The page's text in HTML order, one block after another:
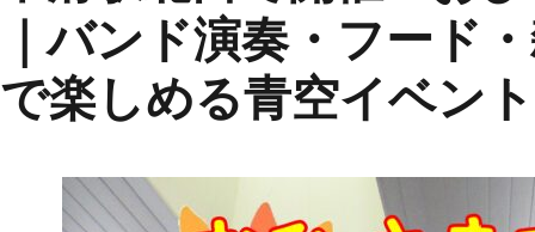
｜バンド演奏・フード
で楽しめる青空イベント